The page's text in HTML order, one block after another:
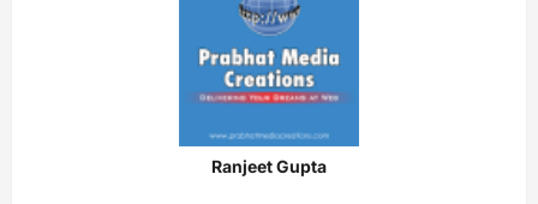
Ranjeet Gupta